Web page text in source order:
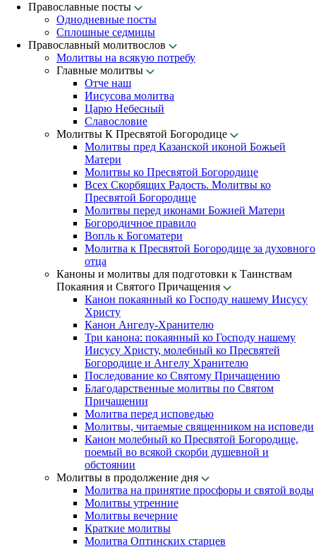
Православные посты
Однодневные посты
Сплошные седмицы
Православный молитвослов
Молитвы на всякую потребу
Главные молитвы
Отче наш
Иисусова молитва
Царю Небесный
Славословие
Молитвы К Пресвятой Богородице
Молитвы пред Казанской иконой Божьей
Матери
Молитвы ко Пресвятой Богородице
Всех Скорбящих Радость. Молитвы ко
Пресвятой Богородице
Молитвы перед иконами Божией Матери
Богородичное правило
Вопль к Богоматери
Молитва к Пресвятой Богородице за духовного
отца
Каноны и молитвы для подготовки к Таинствам
Покаяния и Святого Причащения
Канон покаянный ко Господу нашему Иисусу
Христу
Канон Ангелу-Хранителю
Три канона: покаянный ко Господу нашему
Иисусу Христу, молебный ко Пресвятей
Богородице и Ангелу Хранителю
Последование ко Святому Причащению
Благодарственные молитвы по Святом
Причащении
Молитва перед исповедью
Молитвы, читаемые священником на исповеди
Канон молебный ко Пресвятой Богородице,
поемый во всякой скорби душевной и
обстоянии
Молитвы в продолжение дня
Молитва на принятие просфоры и святой воды
Молитвы утренние
Молитвы вечерние
Краткие молитвы
Молитва Оптинских старцев